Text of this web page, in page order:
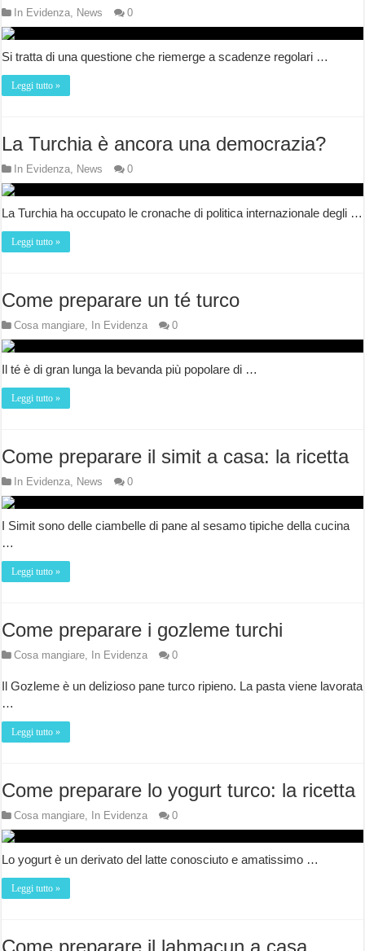
In Evidenza, News 0
Si tratta di una questione che riemerge a scadenze regolari …
Leggi tutto »
La Turchia è ancora una democrazia?
In Evidenza, News 0
La Turchia ha occupato le cronache di politica internazionale degli …
Leggi tutto »
Come preparare un té turco
Cosa mangiare, In Evidenza 0
Il té è di gran lunga la bevanda più popolare di …
Leggi tutto »
Come preparare il simit a casa: la ricetta
In Evidenza, News 0
I Simit sono delle ciambelle di pane al sesamo tipiche della cucina
…
Leggi tutto »
Come preparare i gozleme turchi
Cosa mangiare, In Evidenza 0
Il Gozleme è un delizioso pane turco ripieno. La pasta viene lavorata
…
Leggi tutto »
Come preparare lo yogurt turco: la ricetta
Cosa mangiare, In Evidenza 0
Lo yogurt è un derivato del latte conosciuto e amatissimo …
Leggi tutto »